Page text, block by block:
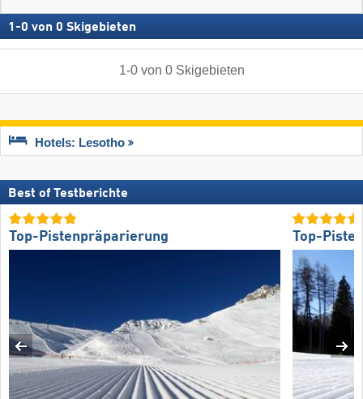
1 -0 von 0 Skigebieten
1-0von 0 Skigebieten
Hotels: Lesotho
Best of Testberichte
Top-Pistenpräparierung Top-